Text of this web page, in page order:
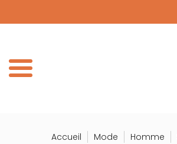
Accueil Mode Homme